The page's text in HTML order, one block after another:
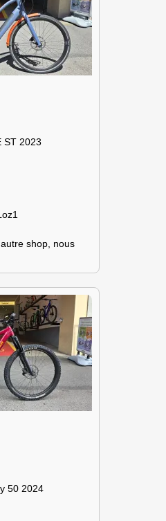
ST 2023
shop, nous
50 2024